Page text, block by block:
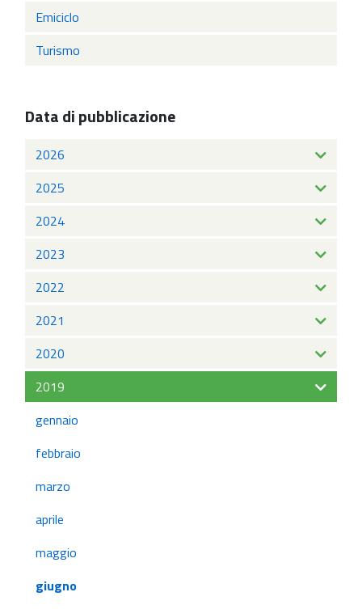
Emiciclo
Turismo
Data di pubblicazione
2026
2025
2024
2023
2022
2021
2020
2019
gennaio
febbraio
marzo
aprile
maggio
giugno